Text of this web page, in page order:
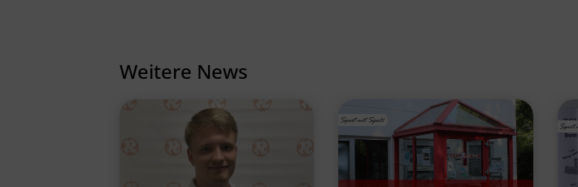
Weitere News